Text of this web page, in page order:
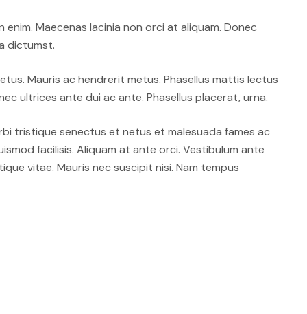
Maecenas lacinia non orci at aliquam. Donec
dictumst.
Mauris ac hendrerit metus. Phasellus mattis lectus
ultrices ante dui ac ante. Phasellus placerat, urna.
tristique senectus et netus et malesuada fames ac
facilisis. Aliquam at ante orci. Vestibulum ante
vitae. Mauris nec suscipit nisi. Nam tempus